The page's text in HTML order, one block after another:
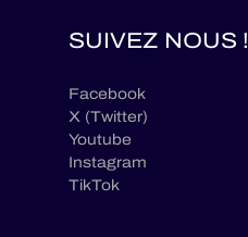
SUIVEZ NOUS !
Facebook
X (Twitter)
Youtube
Instagram
TikTok